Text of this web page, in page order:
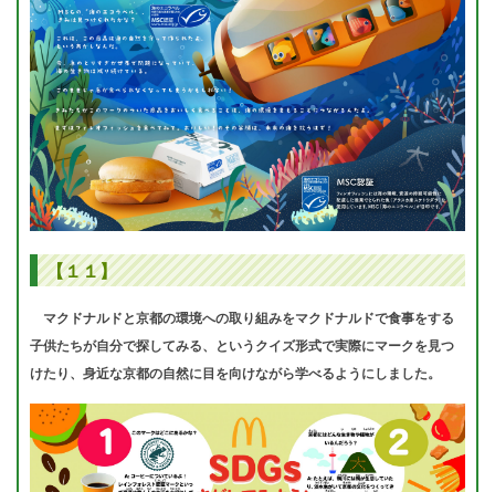
【１１】
マクドナルドと京都の環境への取り組みをマクドナルドで食事をする
子供たちが自分で探してみる、というクイズ形式で実際にマークを見つ
けたり、身近な京都の自然に目を向けながら学べるようにしました。